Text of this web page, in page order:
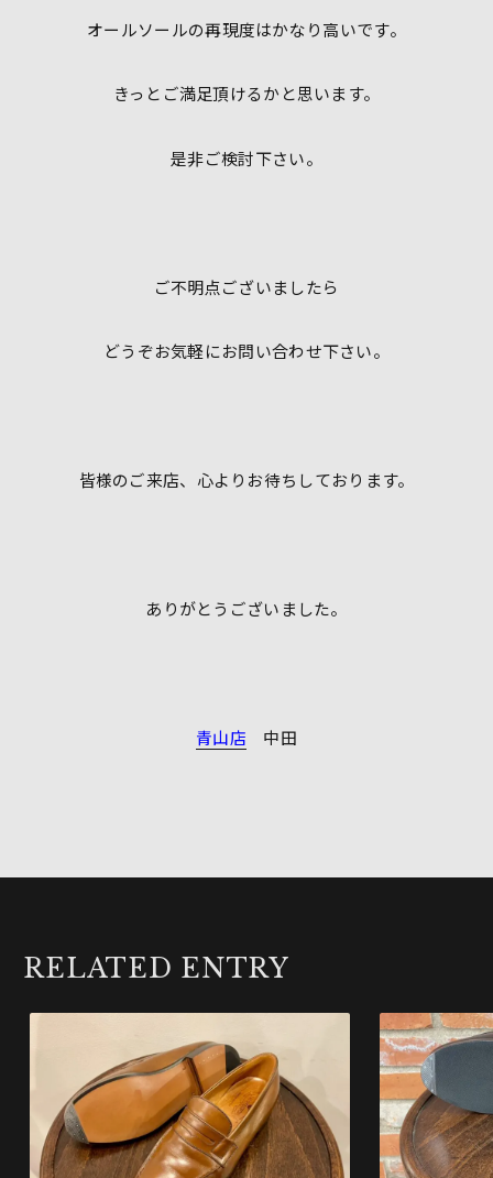
オールソールの再現度はかなり高いです。
きっとご満足頂けるかと思います。
是非ご検討下さい。
ご不明点ございましたら
どうぞお気軽にお問い合わせ下さい。
皆様のご来店、心よりお待ちしております。
ありがとうございました。
青山店 中田
RELATED ENTRY